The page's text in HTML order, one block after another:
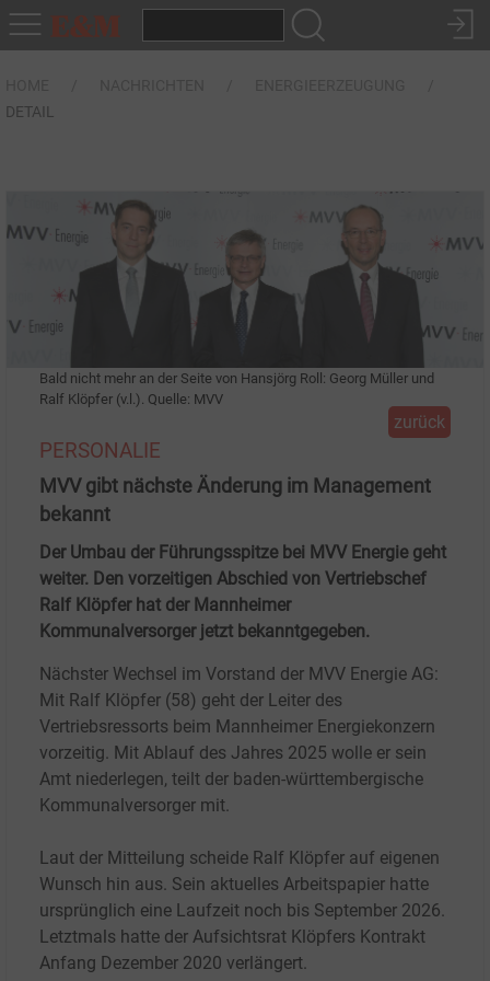
DETAIL
Bald nicht mehr an der Seite von Hansjörg Roll: Georg Müller und
Ralf Klöpfer (v.l.). Quelle: MVV
zurück
PERSONALIE
MVV gibt nächste Änderung im Management
bekannt
Der Umbau der Führungsspitze bei MVV Energie geht
weiter. Den vorzeitigen Abschied von Vertriebschef
Ralf Klöpfer hat der Mannheimer
Kommunalversorger jetzt bekanntgegeben.
Nächster Wechsel im Vorstand der MVV Energie AG:
Mit Ralf Klöpfer (58) geht der Leiter des
Vertriebsressorts beim Mannheimer Energiekonzern
vorzeitig. Mit Ablauf des Jahres 2025 wolle er sein
Amt niederlegen, teilt der baden-württembergische
Kommunalversorger mit.
Laut der Mitteilung scheide Ralf Klöpfer auf eigenen
Wunsch hin aus. Sein aktuelles Arbeitspapier hatte
ursprünglich eine Laufzeit noch bis September 2026.
Letztmals hatte der Aufsichtsrat Klöpfers Kontrakt
Anfang Dezember 2020 verlängert.